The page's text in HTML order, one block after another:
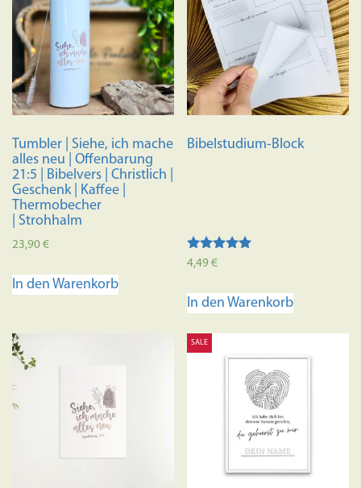
Tumbler | Siehe, ich mache
alles neu | Offenbarung
21:5 | Bibelvers | Christlich |
Geschenk | Kaffee |
Thermobecher
| Strohhalm
23,90€
In den Warenkorb
Bibelstudium-Block
Bewertet
von 5
4,49€
In den Warenkorb
SALE